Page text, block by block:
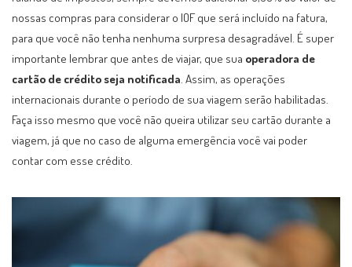
nossas compras para considerar o IOF que será incluído na fatura,
para que você não tenha nenhuma surpresa desagradável. É super
importante lembrar que antes de viajar, que sua operadora de
cartão de crédito seja notificada. Assim, as operações
internacionais durante o período de sua viagem serão habilitadas.
Faça isso mesmo que você não queira utilizar seu cartão durante a
viagem, já que no caso de alguma emergência você vai poder
contar com esse crédito.